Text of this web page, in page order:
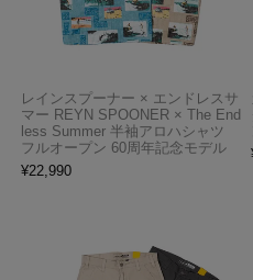
レインスプーナー × エンドレスサ
マー REYN SPOONER × The End
less Summer 半袖アロハシャツ
フルオープン 60周年記念モデル
¥22,990